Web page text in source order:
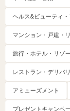
ヘルス&ビューティ
マンション・戸建・
旅行・ホテル・リゾ
レストラン・デリバ
アミューズメント
プレゼントキャンペ